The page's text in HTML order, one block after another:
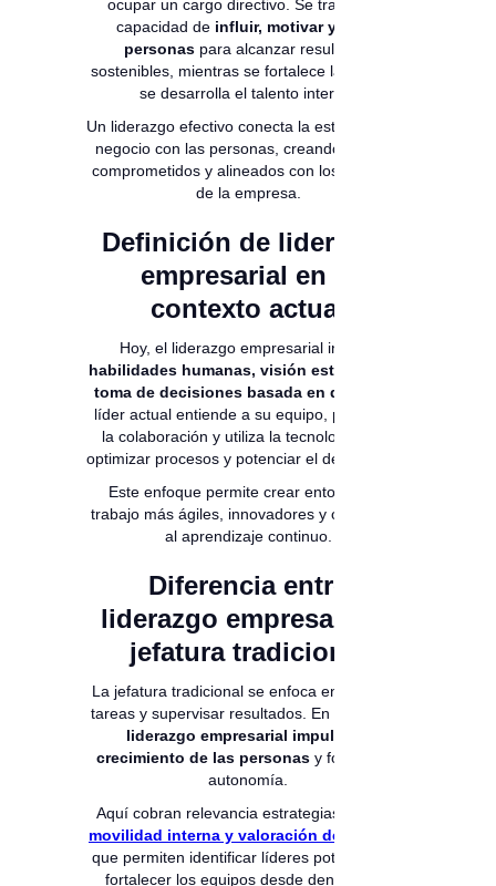
ocupar un cargo directivo. Se trata de la
capacidad de influir, motivar y guiar
personaspara alcanzar resultados
sostenibles, mientras se fortalece la cultura y
se desarrolla el talento interno.
Un liderazgo efectivo conecta la estrategia del
negocio con las personas, creando equipos
comprometidos y alineados con los objetivos
de la empresa.
Definición de liderazgo
empresarial en el
contexto actual
Hoy, el liderazgo empresarial integra
habilidades humanas, visión estratégica y
toma de decisiones basada en datos
líder actual entiende a su equipo, promueve
la colaboración y utiliza la tecnología para
optimizar procesos y potenciar el desempeño.
Este enfoque permite crear entornos de
trabajo más ágiles, innovadores y orientados
al aprendizaje continuo.
Diferencia entre
liderazgo empresarial y
jefatura tradicional
La jefatura tradicional se enfoca en controlar
tareas y supervisar resultados. En cambio, el
liderazgo empresarial impulsa el
crecimiento de las personasy fomenta la
autonomía.
Aquí cobran relevancia estrategias como la
movilidad interna y valoración del talento
que permiten identificar líderes potenciales y
fortalecer los equipos desde dentro de la